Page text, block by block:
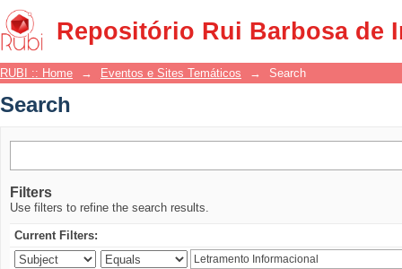
Repositório Rui Barbosa de
Search
RUBI :: Home → Eventos e Sites Temáticos → Search
Search
Filters
Use filters to refine the search results.
Current Filters: